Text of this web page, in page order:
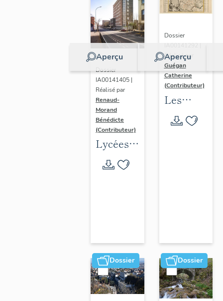
Aperçu
Dossier
IA00141405 |
Réalisé par
Renaud-
Morand
Bénédicte
(Contributeur)
Lycées
publics
en
Aperçu
Dossier
IA00141292 |
Réalisé par
Guégan
Catherine
(Contributeur)
Les
collèges
jésuites
Rhône-
Alpes
(DOSSIER
EN
COURS)
Dossier Dossier